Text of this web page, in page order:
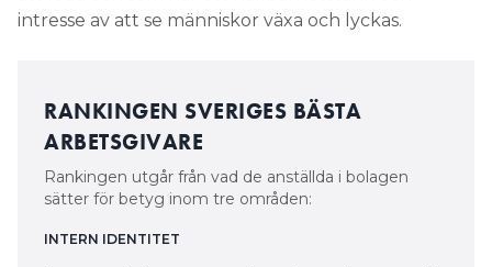
intresse av att se människor växa och lyckas.
RANKINGEN SVERIGES BÄSTA
ARBETSGIVARE
Rankingen utgår från vad de anställda i bolagen
sätter för betyg inom tre områden:
INTERN IDENTITET